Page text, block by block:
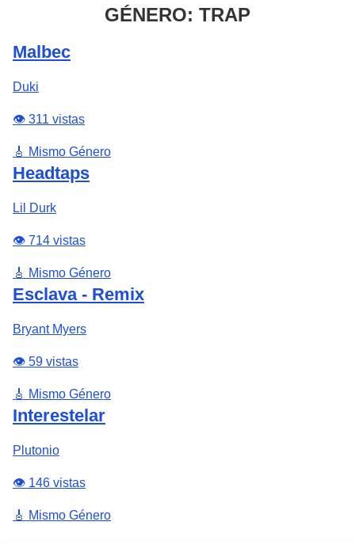
GÉNERO: TRAP
Malbec
Duki
👁️ 311 vistas
🎸 Mismo Género
Headtaps
Lil Durk
👁️ 714 vistas
🎸 Mismo Género
Esclava - Remix
Bryant Myers
👁️ 59 vistas
🎸 Mismo Género
Interestelar
Plutonio
👁️ 146 vistas
🎸 Mismo Género